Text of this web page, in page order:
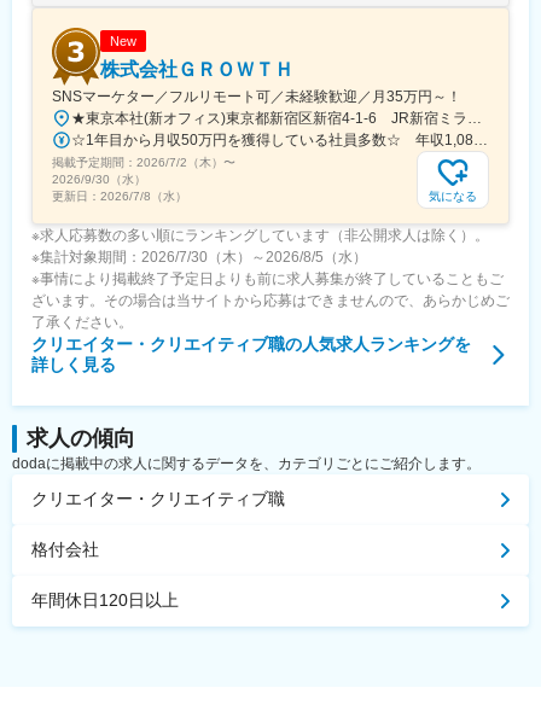
New
株式会社ＧＲＯＷＴＨ
SNSマーケター／フルリモート可／未経験歓迎／月35万円～！
★東京本社(新オフィス)東京都新宿区新宿4-1-6 JR新宿ミライナタワー 18F★虎ノ門支社東京都港区虎ノ門4-1-28 虎ノ門タワーズオフィス 19F★丸の内支社東京都千代田区丸の内1-9-2グラントウキョウサウスタワー11階★銀座支社東京都中央区銀座7丁目13番6号★渋谷支社東京都渋谷区渋谷2-21-1 渋谷ヒカリエ 33F★名古屋支社愛知県名古屋市中村区名駅3丁目28-12★大阪支社大阪府大阪市西区西本町1-4-1オリックス本町ビル 4階★福岡支社福岡県福岡市博多区祇園町8-13 第一プリンスビル内 The Company 2階★＊ 新オフィス移転（東京本社）に伴い増員 ＊★本社が新宿駅直結のミライナタワー18階に移転！共有ラウンジでのリフレッシュやフリードリンクもあります！オシャレな環境で働くことが体現できるので、飽きのないビジネスライフを送れることは間違いナシです♪
☆1年目から月収50万円を獲得している社員多数☆ 年収1,080万円／29歳／前職：不動産営業
掲載予定期間： 2026/7/2（木） 〜
2026/9/30（水）
更新日： 2026/7/8（水） 気になる
※求人応募数の多い順にランキングしています（非公開求人は除く）。
※集計対象期間：2026/7/30（木）～2026/8/5（水）
※事情により掲載終了予定日よりも前に求人募集が終了していることもご
ざいます。その場合は当サイトから応募はできませんので、あらかじめご
了承ください。
クリエイター・クリエイティブ職の人気求人ランキングを
詳しく見る
求人の傾向
dodaに掲載中の求人に関するデータを、カテゴリごとにご紹介します。
クリエイター・クリエイティブ職
格付会社
年間休日120日以上